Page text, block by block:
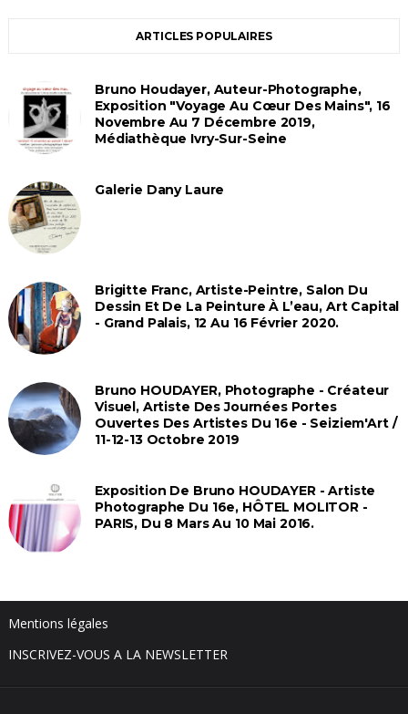
ARTICLES POPULAIRES
Bruno Houdayer, Auteur-Photographe,
Exposition "Voyage Au Cœur Des Mains", 16
Novembre Au 7 Décembre 2019,
Médiathèque Ivry-Sur-Seine
Galerie Dany Laure
Brigitte Franc, Artiste-Peintre, Salon Du
Dessin Et De La Peinture À L’eau, Art Capital
- Grand Palais, 12 Au 16 Février 2020.
Bruno HOUDAYER, Photographe - Créateur
Visuel, Artiste Des Journées Portes
Ouvertes Des Artistes Du 16e - Seiziem'Art /
11-12-13 Octobre 2019
Exposition De Bruno HOUDAYER - Artiste
Photographe Du 16e, HÔTEL MOLITOR -
PARIS, Du 8 Mars Au 10 Mai 2016.
Mentions légales
INSCRIVEZ-VOUS A LA NEWSLETTER